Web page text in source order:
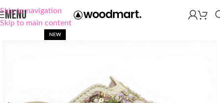
Skip to navigation
Skip to main content
MENU
NEW